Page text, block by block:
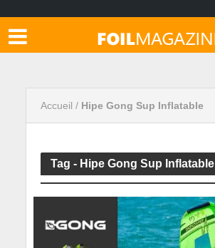
Accueil / Hipe Gong Sup Inflatable
Tag - Hipe Gong Sup Inflatable